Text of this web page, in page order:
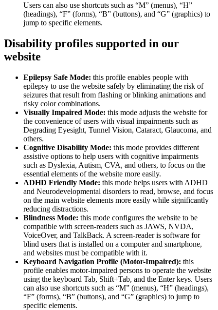
Users can also use shortcuts such as “M” (menus), “H”
(headings), “F” (forms), “B” (buttons), and “G” (graphics) to
jump to specific elements.
Disability profiles supported in our
website
Epilepsy Safe Mode: this profile enables people with
epilepsy to use the website safely by eliminating the risk of
seizures that result from flashing or blinking animations and
risky color combinations.
Visually Impaired Mode: this mode adjusts the website for
the convenience of users with visual impairments such as
Degrading Eyesight, Tunnel Vision, Cataract, Glaucoma, and
others.
Cognitive Disability Mode: this mode provides different
assistive options to help users with cognitive impairments
such as Dyslexia, Autism, CVA, and others, to focus on the
essential elements of the website more easily.
ADHD Friendly Mode: this mode helps users with ADHD
and Neurodevelopmental disorders to read, browse, and focus
on the main website elements more easily while significantly
reducing distractions.
Blindness Mode: this mode configures the website to be
compatible with screen-readers such as JAWS, NVDA,
VoiceOver, and TalkBack. A screen-reader is software for
blind users that is installed on a computer and smartphone,
and websites must be compatible with it.
Keyboard Navigation Profile (Motor-Impaired): this
profile enables motor-impaired persons to operate the website
using the keyboard Tab, Shift+Tab, and the Enter keys. Users
can also use shortcuts such as “M” (menus), “H” (headings),
“F” (forms), “B” (buttons), and “G” (graphics) to jump to
specific elements.